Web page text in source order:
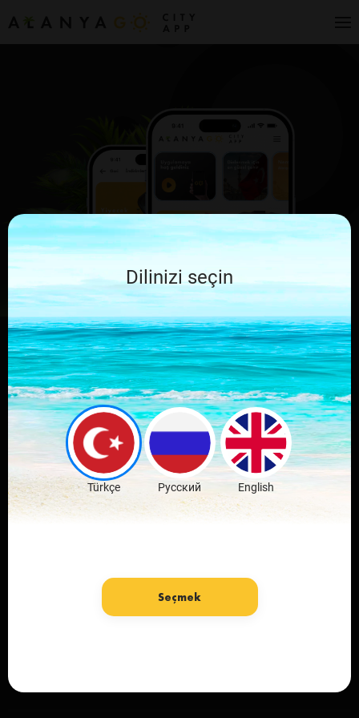
Sevdiğin şehrin
mobil
uygulamasını indir
Ücretsiz İndir
Dilinizi seçin
Türkçe Русский English
Seçmek